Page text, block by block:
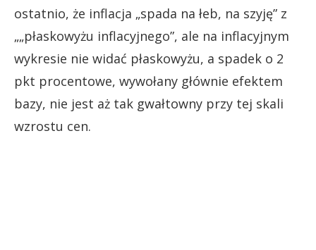
ostatnio, że inflacja „spada na łeb, na szyję” z
„„płaskowyżu inflacyjnego”, ale na inflacyjnym
wykresie nie widać płaskowyżu, a spadek o 2
pkt procentowe, wywołany głównie efektem
bazy, nie jest aż tak gwałtowny przy tej skali
wzrostu cen.